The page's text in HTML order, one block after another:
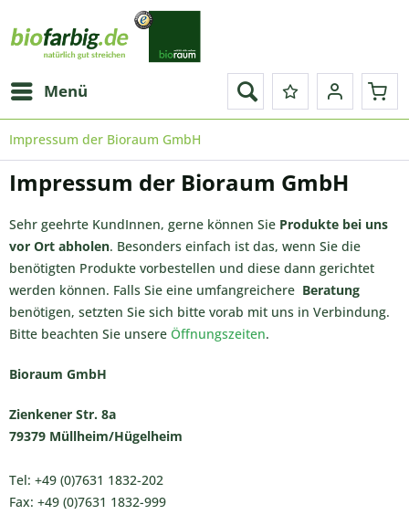
Menü
Impressum der Bioraum GmbH
Impressum der Bioraum GmbH
Sehr geehrte KundInnen, gerne können Sie Produkte bei uns
vor Ort abholen. Besonders einfach ist das, wenn Sie die
benötigten Produkte vorbestellen und diese dann gerichtet
werden können. Falls Sie eine umfangreichere Beratung
benötigen, setzten Sie sich bitte vorab mit uns in Verbindung.
Bitte beachten Sie unsere Öffnungszeiten.
Bioraum GmbH
Zienkener Str. 8a
79379 Müllheim/Hügelheim
Tel: +49 (0)7631 1832-202
Fax: +49 (0)7631 1832-999